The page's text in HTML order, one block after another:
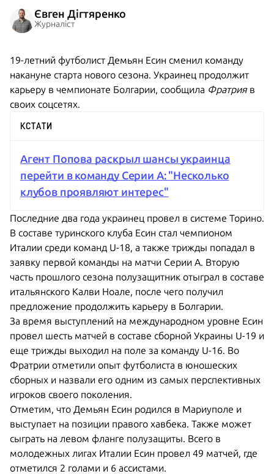
Євген Дігтяренко
Журналіст
19-летний футболист Демьян Есин сменил команду
накануне старта нового сезона. Украинец продолжит
карьеру в чемпионате Болгарии, сообщила Фратрияв
своих соцсетях.
КСТАТИ
Агент Попова раскрыл шансы украинца
перейти в команду Серии А: "Несколько
клубов проявляют интерес"
Последние два года украинец провел в системе Торино.
В составе туринского клуба Есин стал чемпионом
Италии среди команд U-18, а также трижды попадал в
заявку первой команды на матчи Серии А. Вторую
часть прошлого сезона полузащитник отыграл в составе
итальянского Калви Ноале, после чего получил
предложение продолжить карьеру в Болгарии.
За время выступлений на международном уровне Есин
провел шесть матчей в составе сборной Украины U-19 и
еще трижды выходил на поле за команду U-16. Во
Фратрии отметили опыт футболиста в юношеских
сборных и назвали его одним из самых перспективных
игроков своего поколения.
Отметим, что Демьян Есин родился в Мариуполе и
выступает на позиции правого хавбека. Также может
сыграть на левом фланге полузащиты. Всего в
молодежных лигах Италии Есин провел 49 матчей, где
отметился 2 голами и 6 ассистами.